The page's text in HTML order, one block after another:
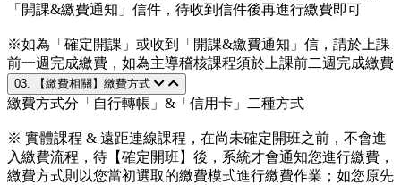
「開課&繳費通知」信件，待收到信件後再進行繳費即可
※如為「確定開課」或收到「開課&繳費通知」信，請於上課
前一週完成繳費，如為主導稽核課程須於上課前二週完成繳費
03. 【繳費相關】繳費方式
繳費方式分「自行轉帳」&「信用卡」二種方式
※ 實體課程 & 遠距連線課程，在尚未確定開班之前，不會進
入繳費流程，待【確定開班】後，系統才會通知您進行繳費，
繳費方式則以您當初選取的繳費模式進行繳費作業；如您原先